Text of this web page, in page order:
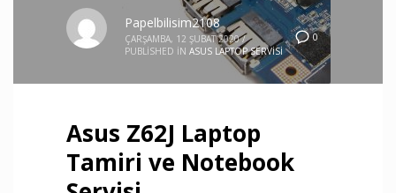
0
Papelbilisim2108
ÇARŞAMBA, 12 ŞUBAT 2020 /
PUBLISHED IN ASUS LAPTOP SERVISI
Asus Z62J Laptop
Tamiri ve Notebook